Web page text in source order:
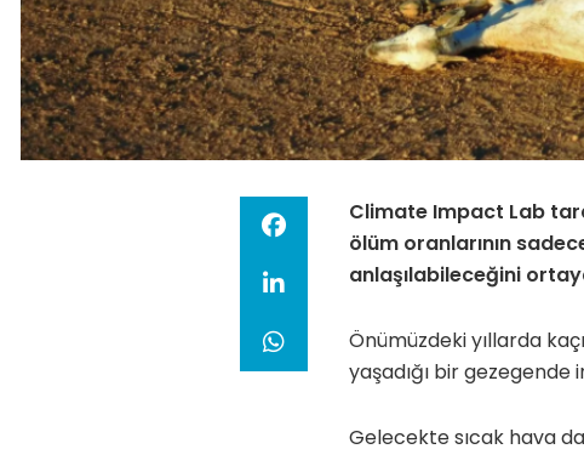
Climate Impact Lab
ölüm oranlarının
anlaşılabileceğini
Önümüzdeki yıllarda
yaşadığı bir gezegende
Gelecekte sıcak hava